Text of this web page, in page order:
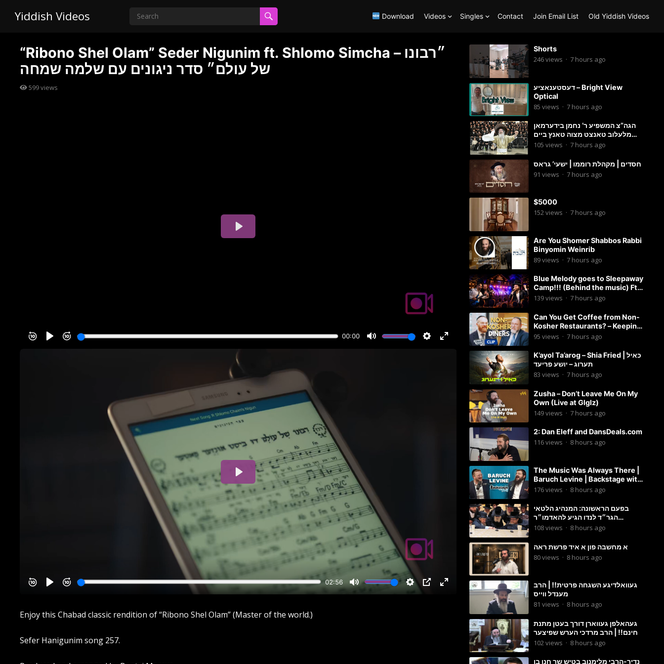
Yiddish Videos Download Videos Singles Contact Join Email List Old Yiddish Videos
“Ribono Shel Olam” Seder Nigunim ft. Shlomo Simcha – ״רבונו
של עולם״ סדר ניגונים עם שלמה שמחה
599views
Enjoy this Chabad classic rendition of “Ribono Shel Olam” (Master of the world.)
Sefer Hanigunim song 257.
Shorts
246views · 7 hours ago
דעסטענאציע – Bright View
Optical
85 views · 7 hours ago
הגה”צ המשפיע ר’ נחמן בידערמאן
מלעלוב טאנצט מצוה טאנץ ביים
שמחת החתונה פון בנו החתן
105 views · 7 hours ago
חסדים | מקהלת רוממו | ישעי’ גראס
91 views · 7 hours ago
$5000
152views · 7 hours ago
Are You Shomer Shabbos Rabbi
Binyomin Weinrib
89views · 7 hours ago
Blue Melody goes to Sleepaway
Camp!!! (Behind the music) Ft.
Dovid Berger and Chaim Brown
139views · 7 hours ago
Can You Get Coffee from Non-
Kosher Restaurants? – Keeping
it Kosher Clips
95 views · 7 hours ago
K’ayol Ta’arog – Shia Fried | כאיל
תערוג – יושע פריעד
83 views · 7 hours ago
Zusha – Don’t Leave Me On My
Own (Live at Glglz)
149views · 7 hours ago
2: Dan Eleff and DansDeals.com
116views · 8 hours ago
The Music Was Always There |
Baruch Levine | Backstage with
Benny
176views · 8 hours ago
בפעם הראשונה: המנהיג הלטאי
הגר״ד לנדו הגיע להאדמו״ר
מבעלזא: תיעוד ראשוני מהפגישה
108views · 8 hours ago
א מחשבה פון א איד פרשת ראה
80views · 8 hours ago
געוואלדיגע השגחה פרטית!! | הרב
מענדל ווייס
81 views · 8 hours ago
געהאלפן געווארן דורך בעטן מתנת
חינם!! | הרב מרדכי הערש שפיצער
102views · 8 hours ago
נדיר-הרבי מלימנוב בטיש שר חנן בן